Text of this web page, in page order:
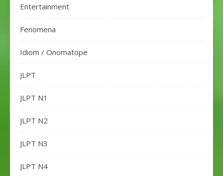
Entertainment
Fenomena
Idiom / Onomatope
JLPT
JLPT N1
JLPT N2
JLPT N3
JLPT N4